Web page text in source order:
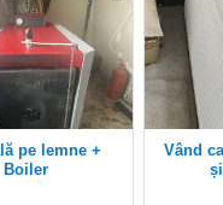
Boiler
vând calorifere din otel